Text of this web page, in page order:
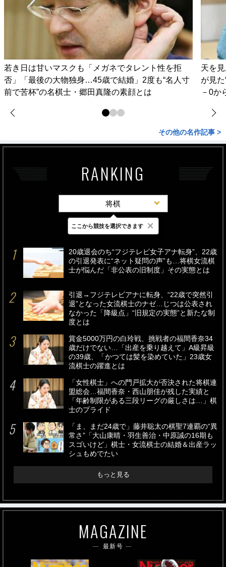
若き日は甘いマスクも「メガネでタレント性を拒
否」「最後の大物独身…45歳で結婚」2度も“名人寸
前で苦杯”の名棋士・郷田真隆の素顔とは
天を
が見
－0か
その他の名作記事 >
RANKING
将棋
最新 24時間 週間
20歳退会のち“フジテレビ女子アナ転身”、22歳
の引退発表に“ネット疑問の声”も…将棋女流棋
士が悩んだ「非公表の旧制度」その実態とは
引退→フジテレビアナに転身、“22歳で突然引
退”となった女流棋士のナゼ…じつは公表され
なかった「降級点」“旧規定の実態”と新たな制
度とは
賞金5000万円の白玲戦、挑戦者の福間香奈34
歳だけでない…「出産を乗り越えて」A級昇級
の39歳、「かつては髪を染めていた」23歳女
流棋士の躍進とは
「女性棋士」への門戸拡大が否決された将棋連
盟総会…福間香奈・西山朋佳が残した実績と
「年齢制限がある三段リーグの厳しさは…」棋
士のプライド
「ま、まだ24歳で」藤井聡太の棋聖7連覇の“異
常さ”「大山康晴・羽生善治・中原誠の16期も
スゴいけど」棋士・女流棋士の結婚＆出産ラッ
シュもめでたい
もっと見る
MAGAZINE
最新号
ここから競技を選択できます ×